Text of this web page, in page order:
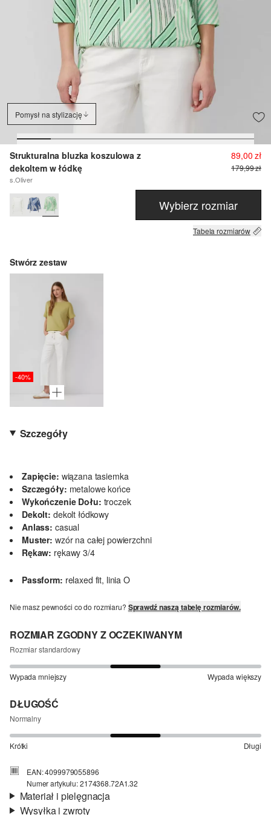
Pomysł na stylizację
Strukturalna bluzka koszulowa z
dekoltem w łódkę
s.Oliver
89,00 zł
179,99 zł
Wybierz rozmiar
Tabela rozmiarów
Stwórz zestaw
-40%
Szczegóły
Zapięcie: wiązana tasiemka
Szczegóły: metalowe końce
Wykończenie Dołu: troczek
Dekolt: dekolt łódkowy
Anlass: casual
Muster: wzór na całej powierzchni
Rękaw: rękawy 3/4
Passform: relaxed fit, linia O
Nie masz pewności co do rozmiaru? Sprawdź naszą tabelę rozmiarów.
ROZMIAR ZGODNY Z OCZEKIWANYM
Rozmiar standardowy
Wypada mniejszy Wypada większy
DŁUGOŚĆ
Normalny
Krótki Długi
EAN: 4099979055896
Numer artykułu: 2174368.72A1.32
Materiał i pielęgnacja
Wysyłka i zwroty